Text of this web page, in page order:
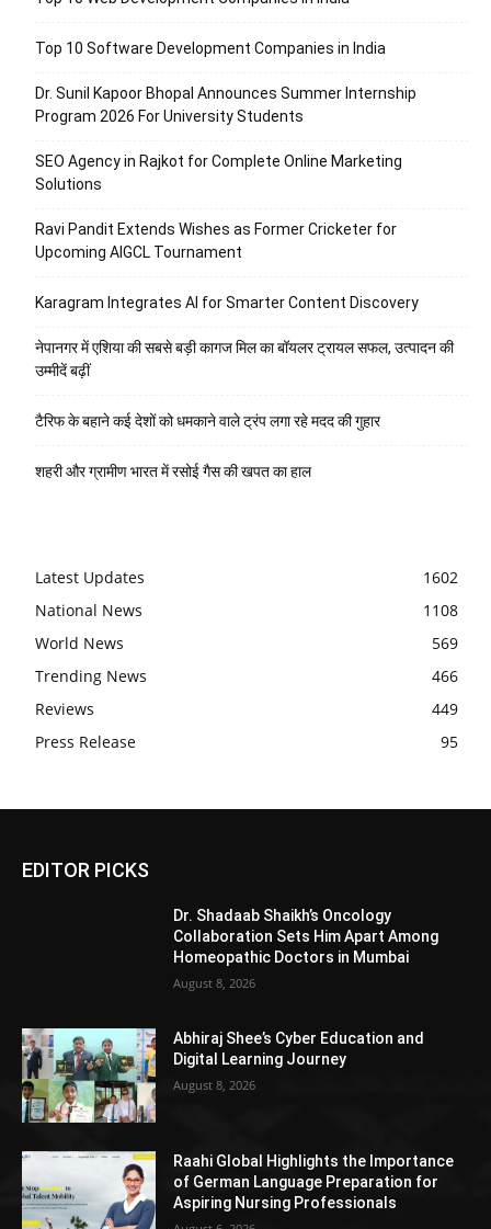
Top 10 Software Development Companies in India
Dr. Sunil Kapoor Bhopal Announces Summer Internship
Program 2026 For University Students
SEO Agency in Rajkot for Complete Online Marketing
Solutions
Ravi Pandit Extends Wishes as Former Cricketer for
Upcoming AIGCL Tournament
Karagram Integrates AI for Smarter Content Discovery
नेपानगर में एशिया की सबसे बड़ी कागज मिल का बॉयलर ट्रायल सफल, उत्पादन की
उम्मीदें बढ़ीं
टैरिफ के बहाने कई देशों को धमकाने वाले ट्रंप लगा रहे मदद की गुहार
शहरी और ग्रामीण भारत में रसोई गैस की खपत का हाल
Latest Updates
1602
National News
1108
World News
569
Trending News
466
Reviews
449
Press Release
95
EDITOR PICKS
Dr. Shadaab Shaikh’s Oncology
Collaboration Sets Him Apart Among
Homeopathic Doctors in Mumbai
August 8, 2026
Abhiraj Shee’s Cyber Education and
Digital Learning Journey
August 8, 2026
Raahi Global Highlights the Importance
of German Language Preparation for
Aspiring Nursing Professionals